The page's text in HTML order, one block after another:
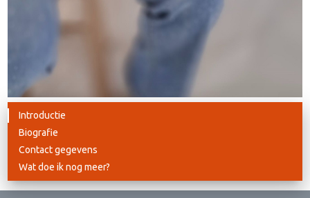
Introductie
Biografie
Contact gegevens
Wat doe ik nog meer?